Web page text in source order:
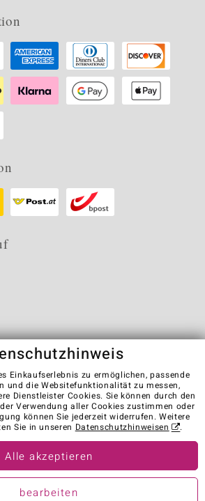
Datenschutz Cookies
Impressum
Vertrag widerrufen
stores in other countries:
(ein Tochterunternehmen der elumeo
Einkaufserlebnis zu ermöglichen, passende
und die Websitefunktionalität zu messen,
Dienstleister Cookies. Sie können durch den
Verwendung aller Cookies zustimmen oder
können Sie jederzeit widerrufen. Weitere
Sie in unseren Datenschutzhinweisen .
Alle akzeptieren
bearbeiten